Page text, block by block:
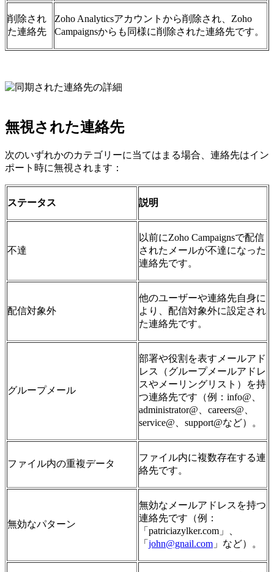
削除され
た連絡先
Zoho Analyticsアカウントから削除され、Zoho
Campaignsからも同様に削除された連絡先です。
無視された連絡先
次のいずれかのカテゴリーに当てはまる場合、連絡先はイン
ポート時に無視されます：
ステータス 説明
不達
以前にZoho Campaignsで配信
されたメールが不達になった
連絡先です。
配信対象外
他のユーザーや連絡先自身に
より、配信対象外に設定され
た連絡先です。
グループメール
部署や役割を表すメールアド
レス（グループメールアドレ
スやメーリングリスト）を持
つ連絡先です（例：info@、
administrator@、careers@、
service@、support@など）。
ファイル内の重複データ
ファイル内に複数存在する連
絡先です。
無効なパターン
無効なメールアドレスを持つ
連絡先です（例：
「patriciazylker.com」、
「 john@gnail.com 」など）。